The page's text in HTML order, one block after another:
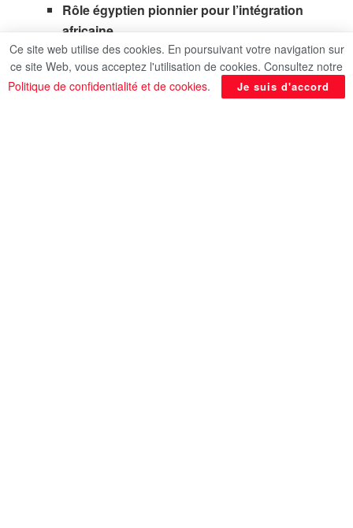
Rôle égyptien pionnier pour l’intégration
africaine
Nouvelle plateforme pour soutenir les
utilisations pacifiques de l’espace
Ce site web utilise des cookies. En poursuivant votre navigation sur
ce site Web, vous acceptez l'utilisation de cookies. Consultez notre
Politique de confidentialité et de cookies. Je suis d'accord